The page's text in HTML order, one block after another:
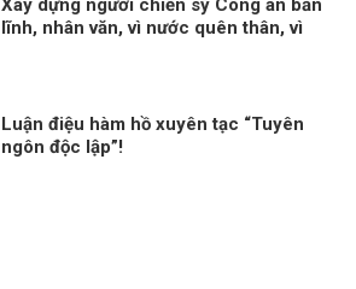
lĩnh, nhân văn, vì nước quên thân, vì
Luận điệu hàm hồ xuyên tạc “Tuyên
ngôn độc lập”!